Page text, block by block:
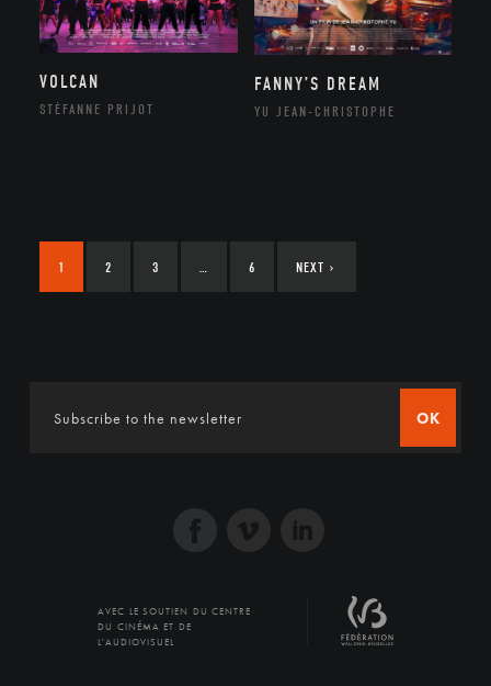
VOLCAN
STÉFANNE PRIJOT
FANNY’S DREAM
YU JEAN-CHRISTOPHE
1 2 3 … 6 NEXT ›
OK
AVEC LE SOUTIEN DU CENTRE
DU CINÉMA ET DE
L'AUDIOVISUEL